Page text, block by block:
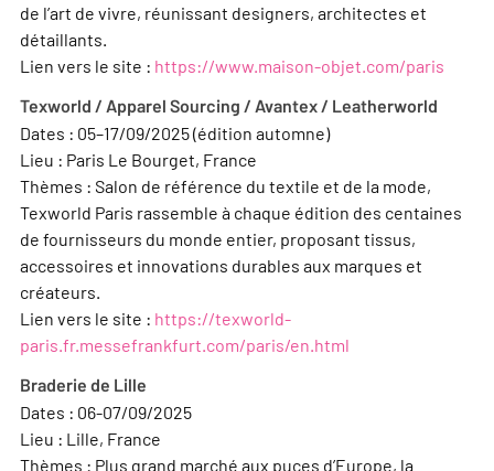
de l’art de vivre, réunissant designers, architectes et
détaillants.
Lien vers le site : https://www.maison-objet.com/paris
Texworld / Apparel Sourcing / Avantex / Leatherworld
Dates : 05–17/09/2025 (édition automne)
Lieu : Paris Le Bourget, France
Thèmes : Salon de référence du textile et de la mode,
Texworld Paris rassemble à chaque édition des centaines
de fournisseurs du monde entier, proposant tissus,
accessoires et innovations durables aux marques et
créateurs.
Lien vers le site : https://texworld-
paris.fr.messefrankfurt.com/paris/en.html
Braderie de Lille
Dates : 06-07/09/2025
Lieu : Lille, France
Thèmes : Plus grand marché aux puces d’Europe, la